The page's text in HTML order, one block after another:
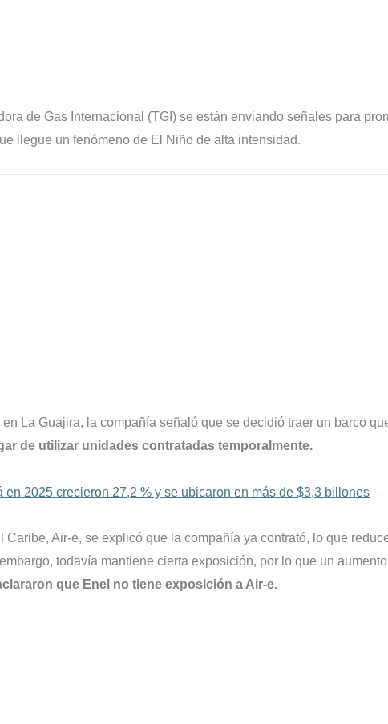
de Gas Internacional (TGI) se están enviando señales para
llegue un fenómeno de El Niño de alta intensidad.
La Guajira, la compañía señaló que se decidió traer un barco
de utilizar unidades contratadas temporalmente.
2025 crecieron 27,2 % y se ubicaron en más de $3,3 billones
Air-e, se explicó que la compañía ya contrató, lo que
todavía mantiene cierta exposición, por lo que un
que Enel no tiene exposición a Air-e.